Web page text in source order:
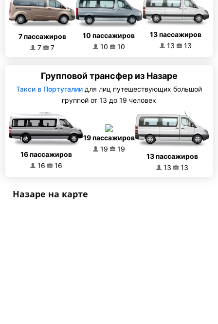
7 пассажиров
7
7
10 пассажиров
10
10
13 пассажиров
13
13
Групповой трансфер из Назаре
Такси в Португалии для лиц путешествующих большой
группой от 13 до 19 человек
16 пассажиров
16
16
19 пассажиров
19
19
13 пассажиров
13
13
Назаре на карте